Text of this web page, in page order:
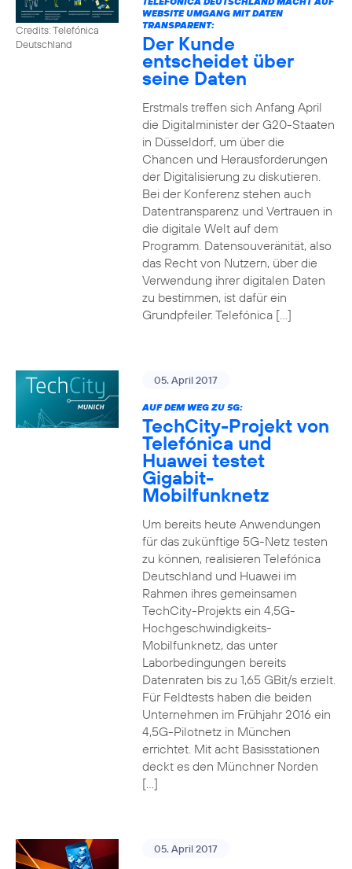
Credits: Telefónica
Deutschland
WEBSITE UMGANG MIT DATEN
TRANSPARENT:
Der Kunde
entscheidet über
seine Daten
Erstmals treffen sich Anfang April
die Digitalminister der G20-Staaten
in Düsseldorf, um über die
Chancen und Herausforderungen
der Digitalisierung zu diskutieren.
Bei der Konferenz stehen auch
Datentransparenz und Vertrauen in
die digitale Welt auf dem
Programm. Datensouveränität, also
das Recht von Nutzern, über die
Verwendung ihrer digitalen Daten
zu bestimmen, ist dafür ein
Grundpfeiler. Telefónica […]
05. April 2017
AUF DEM WEG ZU 5G:
TechCity-Projekt von
Telefónica und
Huawei testet
Gigabit-
Mobilfunknetz
Um bereits heute Anwendungen
für das zukünftige 5G-Netz testen
zu können, realisieren Telefónica
Deutschland und Huawei im
Rahmen ihres gemeinsamen
TechCity-Projekts ein 4,5G-
Hochgeschwindigkeits-
Mobilfunknetz, das unter
Laborbedingungen bereits
Datenraten bis zu 1,65 GBit/s erzielt.
Für Feldtests haben die beiden
Unternehmen im Frühjahr 2016 ein
4,5G-Pilotnetz in München
errichtet. Mit acht Basisstationen
deckt es den Münchner Norden
[…]
05. April 2017